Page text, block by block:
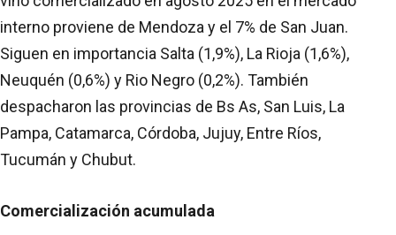
interno proviene de Mendoza y el 7% de San Juan.
Siguen en importancia Salta (1,9%), La Rioja (1,6%),
Neuquén (0,6%) y Rio Negro (0,2%). También
despacharon las provincias de Bs As, San Luis, La
Pampa, Catamarca, Córdoba, Jujuy, Entre Ríos,
Tucumán y Chubut.
Comercialización acumulada